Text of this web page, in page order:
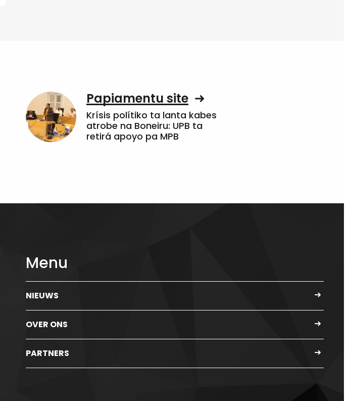
Papiamentu site
Krísis polítiko ta lanta kabes
atrobe na Boneiru: UPB ta
retirá apoyo pa MPB
Menu
NIEUWS
OVER ONS
PARTNERS